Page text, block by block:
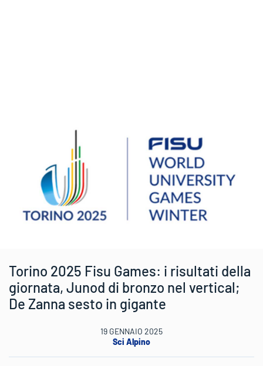
Torino 2025 Fisu Games: i risultati della
giornata, Junod di bronzo nel vertical;
De Zanna sesto in gigante
19 GENNAIO 2025
Sci Alpino